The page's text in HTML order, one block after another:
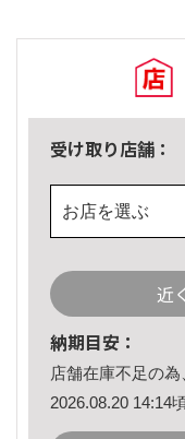
受け取り店舗：
お店を選ぶ
近
納期目安：
店舗在庫不足の為
2026.08.20 14:14